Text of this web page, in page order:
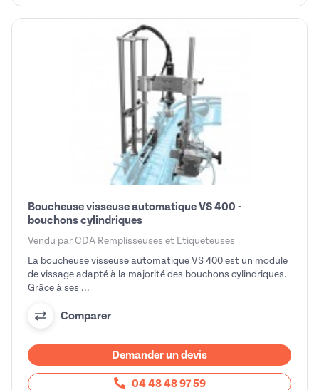
Boucheuse visseuse automatique VS 400 -
bouchons cylindriques
Vendu par CDA Remplisseuses et Etiqueteuses
La boucheuse visseuse automatique VS 400 est un module
de vissage adapté à la majorité des bouchons cylindriques.
Grâce à ses ...
Comparer
Demander un devis
04 48 48 97 59